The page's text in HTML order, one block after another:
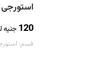
استورجى
120 جنيه
قسم: